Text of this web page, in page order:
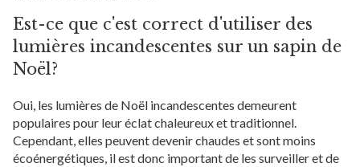
Est-ce que c'est correct d'utiliser des
lumières incandescentes sur un sapin de
Noël?
Oui, les lumières de Noël incandescentes demeurent
populaires pour leur éclat chaleureux et traditionnel.
Cependant, elles peuvent devenir chaudes et sont moins
écoénergétiques, il est donc important de les surveiller et de